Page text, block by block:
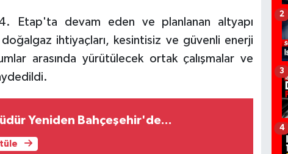
Etap'ta devam eden ve planlanan altyapı
doğalgaz ihtiyaçları, kesintisiz ve güvenli enerji
arasında yürütülecek ortak çalışmalar ve
Yeniden Bahçeşehir'de...
2
3
4